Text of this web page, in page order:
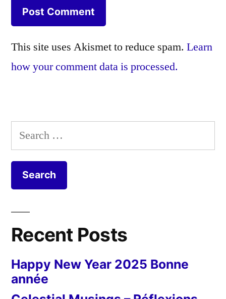
This site uses Akismet to reduce spam. Learn
how your comment data is processed.
Search
for:
Recent Posts
Happy New Year 2025 Bonne
année